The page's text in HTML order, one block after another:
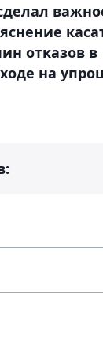
отказов в
на